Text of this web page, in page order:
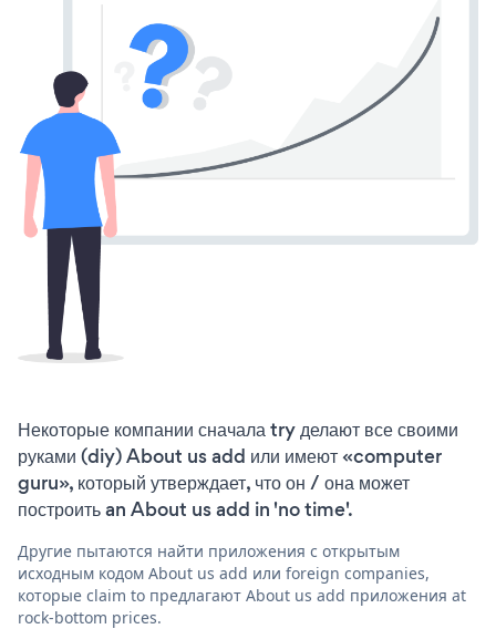
Некоторые компании сначала try делают все своими
руками (diy) About us add или имеют «computer
guru», который утверждает, что он / она может
построить an About us add in 'no time'.
Другие пытаются найти приложения с открытым
исходным кодом About us add или foreign companies,
которые claim to предлагают About us add приложения at
rock-bottom prices.